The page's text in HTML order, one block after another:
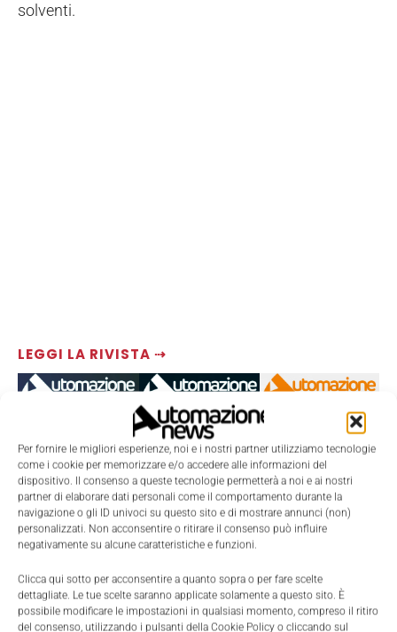
Per fornire le migliori esperienze, noi e i nostri partner utilizziamo tecnologie
come i cookie per memorizzare e/o accedere alle informazioni del
dispositivo. Il consenso a queste tecnologie permetterà a noi e ai nostri
partner di elaborare dati personali come il comportamento durante la
navigazione o gli ID univoci su questo sito e di mostrare annunci (non)
personalizzati. Non acconsentire o ritirare il consenso può influire
negativamente su alcune caratteristiche e funzioni.
Clicca qui sotto per acconsentire a quanto sopra o per fare scelte
dettagliate. Le tue scelte saranno applicate solamente a questo sito. È
possibile modificare le impostazioni in qualsiasi momento, compreso il ritiro
del consenso, utilizzando i pulsanti della Cookie Policy o cliccando sul
LEGGI LA RIVISTA ⇢
TI POTREBBERO INTERESSARE ⇢
solventi.